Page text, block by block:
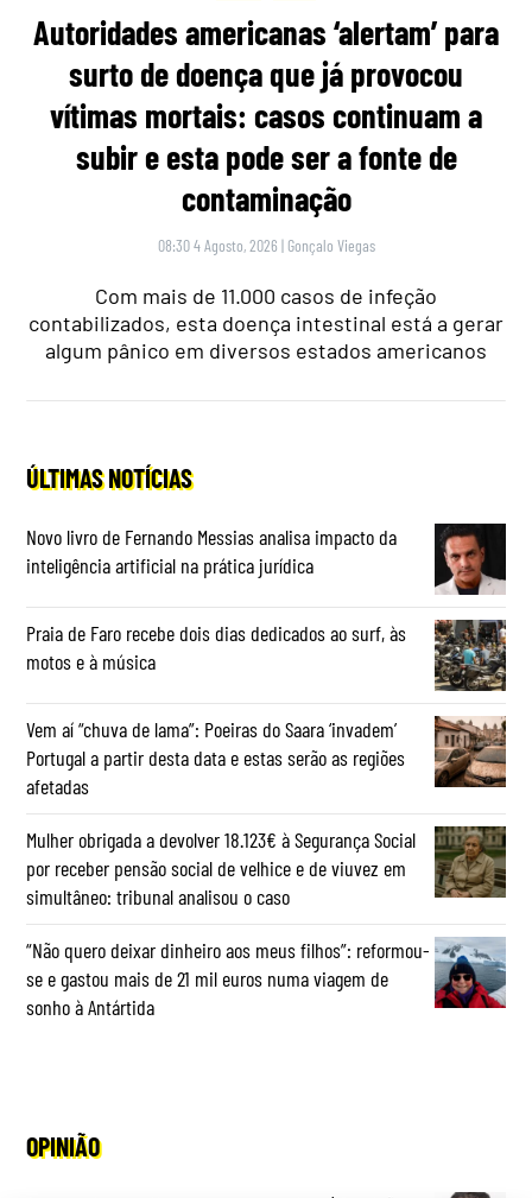
Autoridades americanas ‘alertam’ para
surto de doença que já provocou
vítimas mortais: casos continuam a
subir e esta pode ser a fonte de
contaminação
08:30 4 Agosto, 2026 | Gonçalo Viegas
Com mais de 11.000 casos de infeção
contabilizados, esta doença intestinal está a gerar
algum pânico em diversos estados americanos
ÚLTIMAS NOTÍCIAS
Novo livro de Fernando Messias analisa impacto da
inteligência artificial na prática jurídica
Praia de Faro recebe dois dias dedicados ao surf, às
motos e à música
Vem aí “chuva de lama”: Poeiras do Saara ‘invadem’
Portugal a partir desta data e estas serão as regiões
afetadas
Mulher obrigada a devolver 18.123€ à Segurança Social
por receber pensão social de velhice e de viuvez em
simultâneo: tribunal analisou o caso
“Não quero deixar dinheiro aos meus filhos”: reformou-
se e gastou mais de 21 mil euros numa viagem de
sonho à Antártida
OPINIÃO